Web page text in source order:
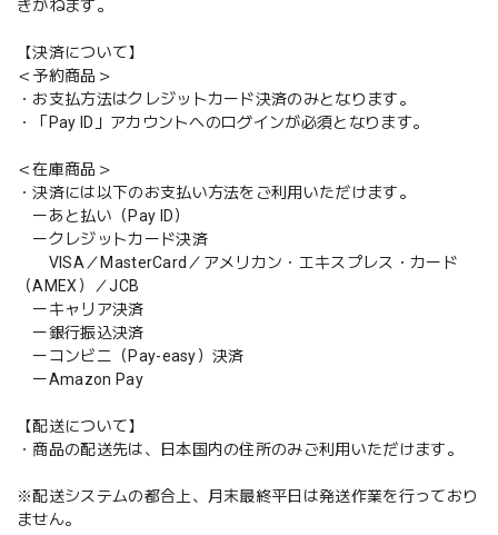
きかねます。
【決済について】
＜予約商品＞
・お支払方法はクレジットカード決済のみとなります。
・「Pay ID」アカウントへのログインが必須となります。
＜在庫商品＞
・決済には以下のお支払い方法をご利用いただけます。
ーあと払い（Pay ID）
ークレジットカード決済
VISA／MasterCard／アメリカン・エキスプレス・カード
（AMEX）／JCB
ーキャリア決済
ー銀行振込決済
ーコンビニ（Pay-easy）決済
ーAmazon Pay
【配送について】
・商品の配送先は、日本国内の住所のみご利用いただけます。
※配送システムの都合上、月末最終平日は発送作業を行っており
ません。